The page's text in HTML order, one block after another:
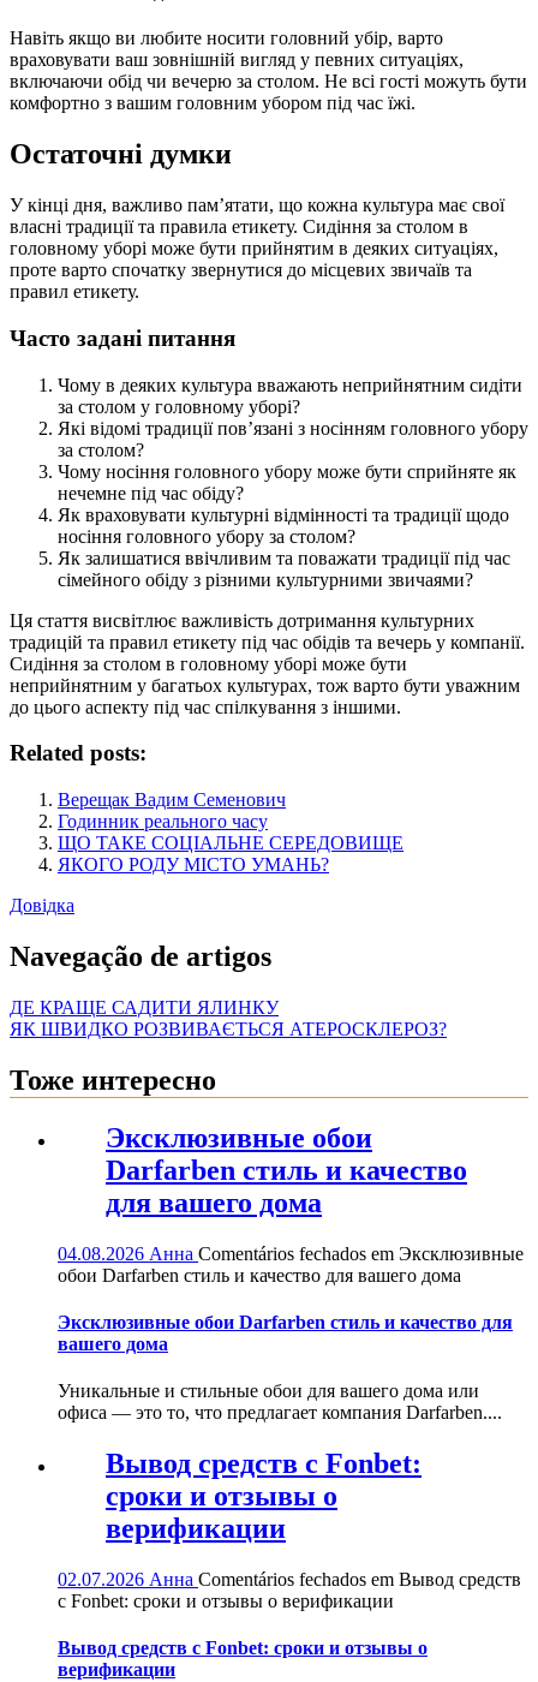
Навіть якщо ви любите носити головний убір, варто
враховувати ваш зовнішній вигляд у певних ситуаціях,
включаючи обід чи вечерю за столом. Не всі гості можуть бути
комфортно з вашим головним убором під час їжі.
Остаточні думки
У кінці дня, важливо пам’ятати, що кожна культура має свої
власні традиції та правила етикету. Сидіння за столом в
головному уборі може бути прийнятим в деяких ситуаціях,
проте варто спочатку звернутися до місцевих звичаїв та
правил етикету.
Часто задані питання
Чому в деяких культура вважають неприйнятним сидіти
за столом у головному уборі?
Які відомі традиції пов’язані з носінням головного убору
за столом?
Чому носіння головного убору може бути сприйняте як
нечемне під час обіду?
Як враховувати культурні відмінності та традиції щодо
носіння головного убору за столом?
Як залишатися ввічливим та поважати традиції під час
сімейного обіду з різними культурними звичаями?
Ця стаття висвітлює важливість дотримання культурних
традицій та правил етикету під час обідів та вечерь у компанії.
Сидіння за столом в головному уборі може бути
неприйнятним у багатьох культурах, тож варто бути уважним
до цього аспекту під час спілкування з іншими.
Related posts:
Верещак Вадим Семенович
Годинник реального часу
ЩО ТАКЕ СОЦІАЛЬНЕ СЕРЕДОВИЩЕ
ЯКОГО РОДУ МІСТО УМАНЬ?
Довідка
Navegação de artigos
ДЕ КРАЩЕ САДИТИ ЯЛИНКУ
ЯК ШВИДКО РОЗВИВАЄТЬСЯ АТЕРОСКЛЕРОЗ?
Тоже интересно
Эксклюзивные обои
Darfarben стиль и качество
для вашего дома
04.08.2026 Анна Comentários fechados em Эксклюзивные
обои Darfarben стиль и качество для вашего дома
Эксклюзивные обои Darfarben стиль и качество для
вашего дома
Уникальные и стильные обои для вашего дома или
офиса — это то, что предлагает компания Darfarben....
Вывод средств с Fonbet:
сроки и отзывы о
верификации
02.07.2026 Анна Comentários fechados em Вывод средств
с Fonbet: сроки и отзывы о верификации
Вывод средств с Fonbet: сроки и отзывы о
верификации